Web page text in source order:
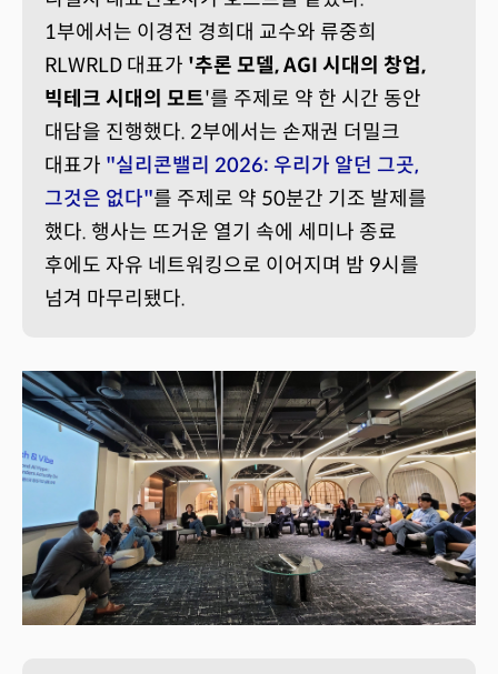
1부에서는 이경전 경희대 교수와 류중희
RLWRLD 대표가 '추론 모델, AGI 시대의 창업,
빅테크 시대의 모트'를 주제로 약 한 시간 동안
대담을 진행했다. 2부에서는 손재권 더밀크
대표가 "실리콘밸리 2026: 우리가 알던 그곳,
그것은 없다"를 주제로 약 50분간 기조 발제를
했다. 행사는 뜨거운 열기 속에 세미나 종료
후에도 자유 네트워킹으로 이어지며 밤 9시를
넘겨 마무리됐다.